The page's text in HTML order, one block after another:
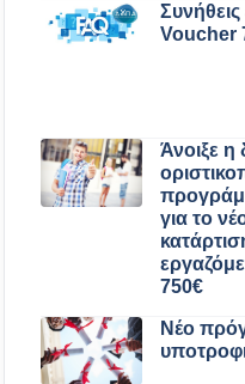
Voucher
Άνοιξε η
για το
750€
Νέο